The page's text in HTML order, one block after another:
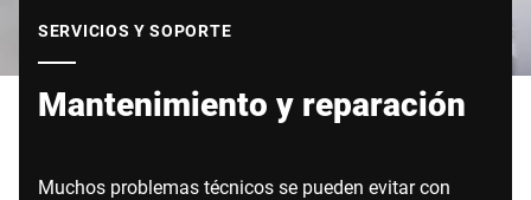
SERVICIOS Y SOPORTE
Mantenimiento y reparación
Muchos problemas técnicos se pueden evitar con